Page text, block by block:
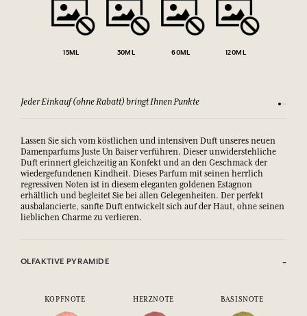
15ML 30ML 60ML 120ML
Jeder Einkauf (ohne Rabatt) bringt Ihnen Punkte Sehen
Lassen Sie sich vom köstlichen und intensiven Duft unseres neuen
Damenparfums Juste Un Baiser verführen. Dieser unwiderstehliche
Duft erinnert gleichzeitig an Konfekt und an den Geschmack der
wiedergefundenen Kindheit. Dieses Parfum mit seinen herrlich
regressiven Noten ist in diesem eleganten goldenen Estagnon
erhältlich und begleitet Sie bei allen Gelegenheiten. Der perfekt
ausbalancierte, sanfte Duft entwickelt sich auf der Haut, ohne seinen
lieblichen Charme zu verlieren.
OLFAKTIVE PYRAMIDE
KOPFNOTE HERZNOTE BASISNOTE